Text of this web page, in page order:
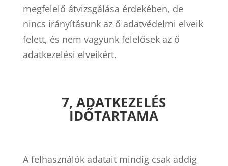
megfelelő átvizsgálása érdekében, de
nincs irányításunk az ő adatvédelmi elveik
felett, és nem vagyunk felelősek az ő
adatkezelési elveikért.
7, ADATKEZELÉS
IDŐTARTAMA
A felhasználók adatait mindig csak addig